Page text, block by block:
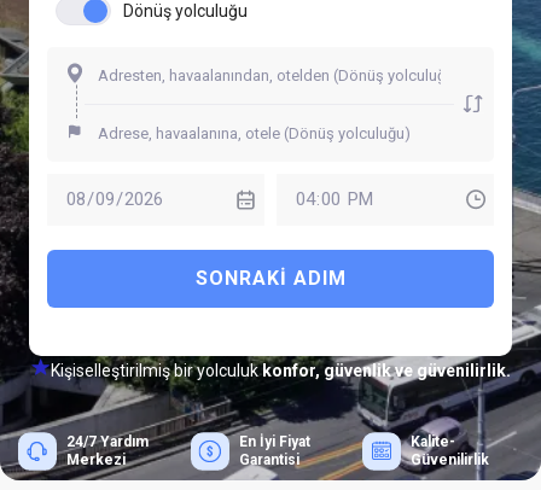
Dönüş yolculuğu
SONRAKI ADIM
Kişiselleştirilmiş bir yolculukkonfor, güvenlik ve güvenilirlik.
24/7 Yardım
Merkezi
En İyi Fiyat
Garantisi
Kalite-
Güvenilirlik